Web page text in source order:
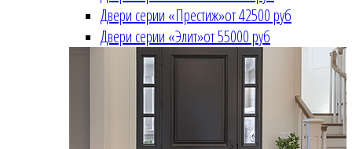
Двери серии «Престиж»от 42500 руб
Двери серии «Элит»от 55000 руб